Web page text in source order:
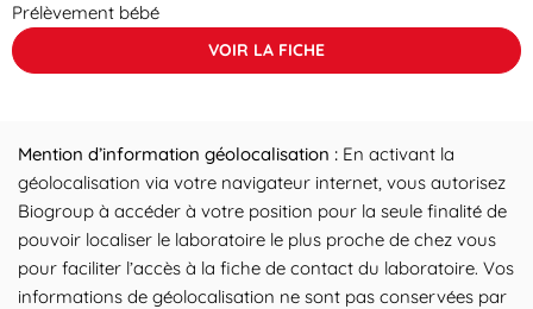
Prélèvement bébé
VOIR LA FICHE
Mention d’information géolocalisation : En activant la
géolocalisation via votre navigateur internet, vous autorisez
Biogroup à accéder à votre position pour la seule finalité de
pouvoir localiser le laboratoire le plus proche de chez vous
pour faciliter l’accès à la fiche de contact du laboratoire. Vos
informations de géolocalisation ne sont pas conservées par